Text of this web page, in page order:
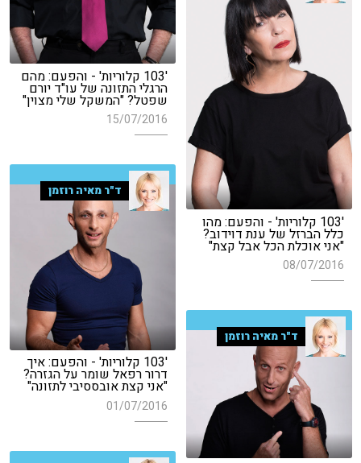
'103 קלוריות' - והפעם: מהם
הרגלי התזונה של עו"ד יורם
שפטל? "המשקל שלי מצוין"
15/07/2016
'103 קלוריות' - והפעם: מהו
כלל הברזל של ענת דוידוב?
"אני אוכלת הכל אבל קצת"
08/07/2016
ד"ר מאיה רוזמן
'103 קלוריות' - והפעם: איך
דרור רפאל שומר על הגזרה?
"אני קצת אובססיבי לתזונה"
01/07/2016
ד"ר מאיה רוזמן